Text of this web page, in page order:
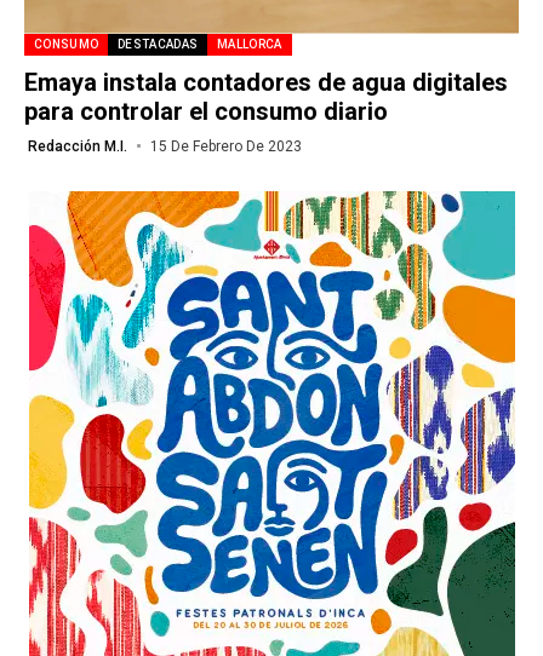
CONSUMO DESTACADAS MALLORCA
Emaya instala contadores de agua digitales
para controlar el consumo diario
Redacción M.I. 15 De Febrero De 2023